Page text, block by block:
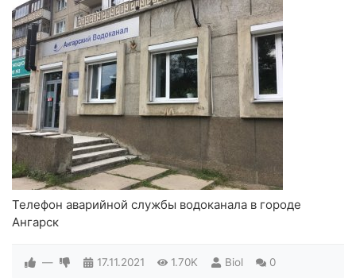
Телефон аварийной службы водоканала в городе
Ангарск
— 17.11.2021 1.70K Biol 0